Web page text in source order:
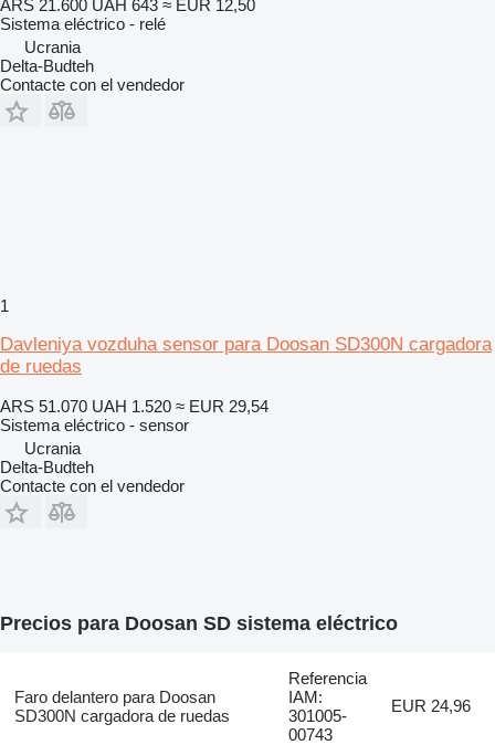
ARS 21.600 UAH 643 ≈ EUR 12,50
Sistema eléctrico - relé
Ucrania
Delta-Budteh
Contacte con el vendedor
1
Davleniya vozduha sensor para Doosan SD300N cargadora
de ruedas
ARS 51.070 UAH 1.520 ≈ EUR 29,54
Sistema eléctrico - sensor
Ucrania
Delta-Budteh
Contacte con el vendedor
Precios para Doosan SD sistema eléctrico
Faro delantero para Doosan
SD300N cargadora de ruedas
Referencia
IAM:
301005-
00743
EUR 24,96